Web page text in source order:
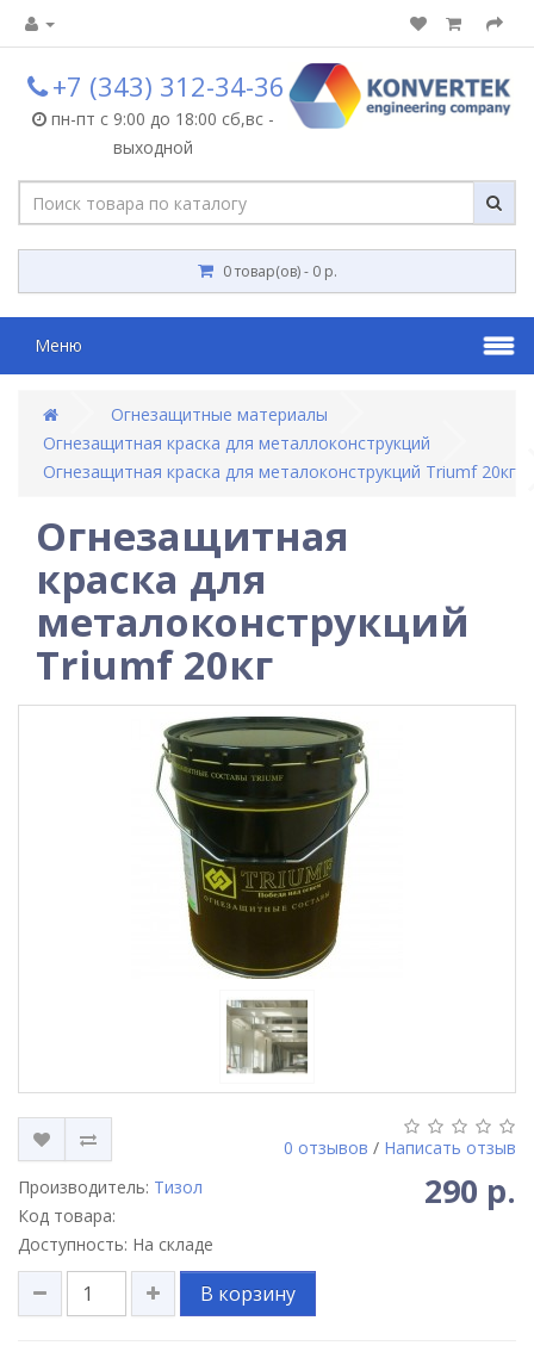
+7 (343) 312-34-36
пн-пт с 9:00 до 18:00 сб,вс -
выходной
0 товар(ов) - 0 р.
Меню
Огнезащитные материалы
Огнезащитная краска для металлоконструкций
Огнезащитная краска для металоконструкций Triumf 20кг
Огнезащитная
краска для
металоконструкций
Triumf 20кг
0 отзывов / Написать отзыв
Производитель: Тизол
Код товара:
Доступность: На складе
290 р.
В корзину